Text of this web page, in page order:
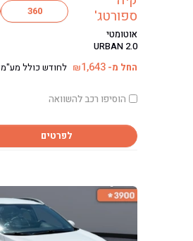
ספורטג'
אוטומטי
URBAN 2.0
360
החל מ- ₪1,643 לחודש כולל מע"מ
הוסיפו רכב להשוואה
לפרטים